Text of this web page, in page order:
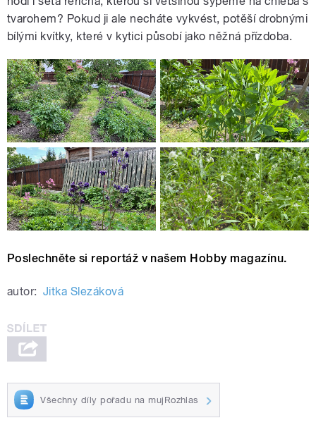
tvarohem? Pokud ji ale necháte vykvést, potěší drobnými
bílými kvítky, které v kytici působí jako něžná přízdoba.
Poslechněte si reportáž v našem Hobby magazínu.
autor: Jitka Slezáková
Všechny díly pořadu na mujRozhlas